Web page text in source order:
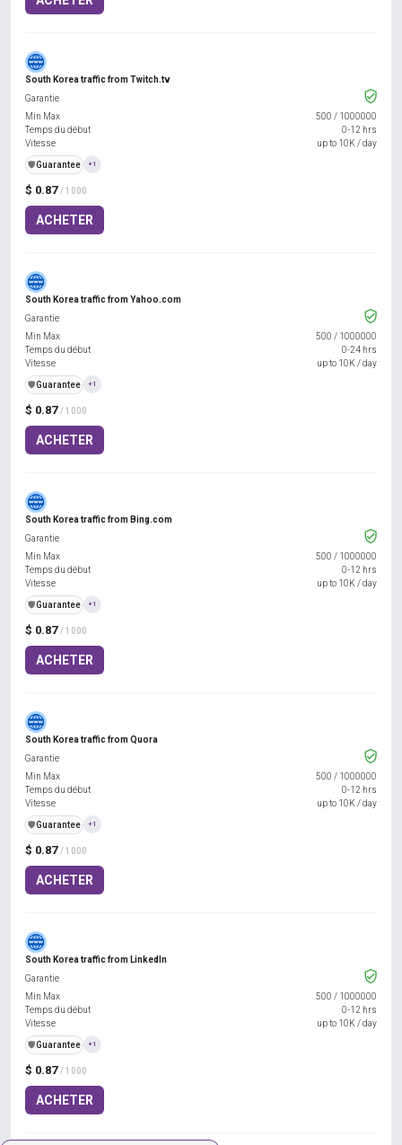
South Korea traffic from Twitch.tv
$ 0.87 / 1000
ACHETER
Garantie
Min Max
500 / 1000000
Temps du début
0-12 hrs
Vitesse
up to 10K / day
️🛡️Guarantee +1
South Korea traffic from Yahoo.com
$ 0.87 / 1000
ACHETER
Garantie
Min Max
500 / 1000000
Temps du début
0-24 hrs
Vitesse
up to 10K / day
️🛡️Guarantee +1
South Korea traffic from Bing.com
$ 0.87 / 1000
ACHETER
Garantie
Min Max
500 / 1000000
Temps du début
0-12 hrs
Vitesse
up to 10K / day
️🛡️Guarantee +1
South Korea traffic from Quora
$ 0.87 / 1000
ACHETER
Garantie
Min Max
500 / 1000000
Temps du début
0-12 hrs
Vitesse
up to 10K / day
️🛡️Guarantee +1
South Korea traffic from LinkedIn
$ 0.87 / 1000
ACHETER
Garantie
Min Max
500 / 1000000
Temps du début
0-12 hrs
Vitesse
up to 10K / day
️🛡️Guarantee +1